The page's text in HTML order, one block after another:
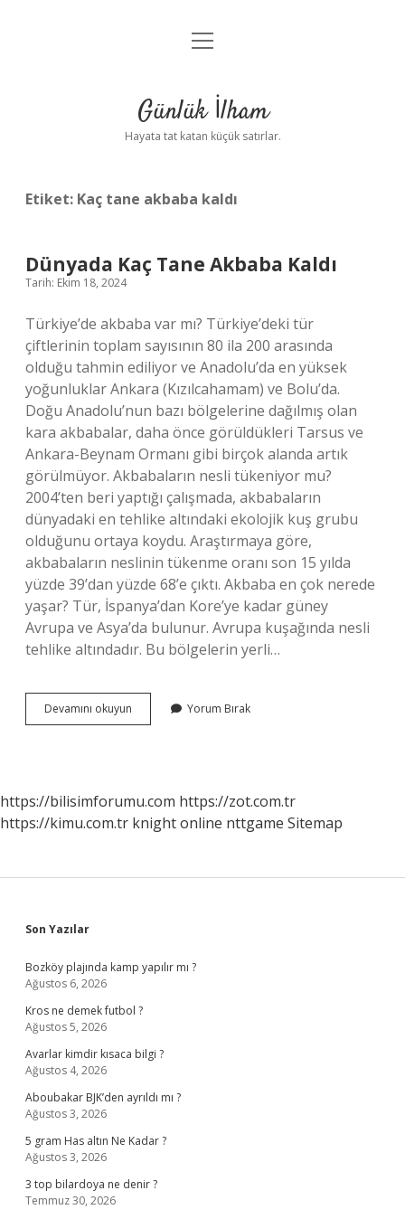
Anasayfa
Yasal Uyarı
menüyü
Günlük İlham
Hayata tat katan küçük satırlar.
Etiket: Kaç tane akbaba kaldı
Dünyada Kaç Tane Akbaba Kaldı
Tarih: Ekim 18, 2024
Türkiye’de akbaba var mı? Türkiye’deki tür
çiftlerinin toplam sayısının 80 ila 200 arasında
olduğu tahmin ediliyor ve Anadolu’da en yüksek
yoğunluklar Ankara (Kızılcahamam) ve Bolu’da.
Doğu Anadolu’nun bazı bölgelerine dağılmış olan
kara akbabalar, daha önce görüldükleri Tarsus ve
Ankara-Beynam Ormanı gibi birçok alanda artık
görülmüyor. Akbabaların nesli tükeniyor mu?
2004’ten beri yaptığı çalışmada, akbabaların
dünyadaki en tehlike altındaki ekolojik kuş grubu
olduğunu ortaya koydu. Araştırmaya göre,
akbabaların neslinin tükenme oranı son 15 yılda
yüzde 39’dan yüzde 68’e çıktı. Akbaba en çok nerede
yaşar? Tür, İspanya’dan Kore’ye kadar güney
Avrupa ve Asya’da bulunur. Avrupa kuşağında nesli
tehlike altındadır. Bu bölgelerin yerli…
Devamını okuyun Dünyada
Kaç
Yorum Bırak
https://bilisimforumu.com https://zot.com.tr
https://kimu.com.tr knight online nttgame Sitemap
Sidebar
Son Yazılar
Bozköy plajında kamp yapılır mı ?
Ağustos 6, 2026
Kros ne demek futbol ?
Ağustos 5, 2026
Avarlar kimdir kısaca bilgi ?
Ağustos 4, 2026
Aboubakar BJK’den ayrıldı mı ?
Ağustos 3, 2026
5 gram Has altın Ne Kadar ?
Ağustos 3, 2026
3 top bilardoya ne denir ?
Temmuz 30, 2026